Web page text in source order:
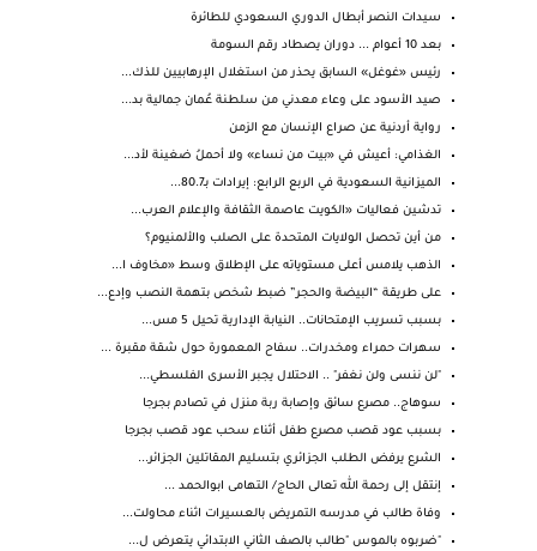
سيدات النصر أبطال الدوري السعودي للطائرة
بعد 10 أعوام ... دوران يصطاد رقم السومة
رئيس «غوغل» السابق يحذر من استغلال الإرهابيين للذك...
صيد الأسود على وعاء معدني من سلطنة عُمان جمالية بد...
رواية أردنية عن صراع الإنسان مع الزمن
الغذامي: أعيش في «بيت من نساء» ولا أحملُ ضغينة لأد...
الميزانية السعودية في الربع الرابع: إيرادات بـ80.7...
تدشين فعاليات «الكويت عاصمة الثقافة والإعلام العرب...
من أين تحصل الولايات المتحدة على الصلب والألمنيوم؟
الذهب يلامس أعلى مستوياته على الإطلاق وسط «مخاوف ا...
على طريقة “البيضة والحجر” ضبط شخص بتهمة النصب وإدع...
بسبب تسريب الإمتحانات.. النيابة الإدارية تحيل 5 مس...
سهرات حمراء ومخدرات.. سفاح المعمورة حول شقة مقبرة ...
"لن ننسى ولن نغفر" .. الاحتلال يجبر الأسرى الفلسطي...
سوهاج.. مصرع سائق وإصابة ربة منزل في تصادم بجرجا
بسبب عود قصب مصرع طفل أثناء سحب عود قصب بجرجا
الشرع يرفض الطلب الجزائري بتسليم المقاتلين الجزائر...
إنتقل إلى رحمة الله تعالى الحاج/ التهامى ابوالحمد ...
وفاة طالب في مدرسه التمريض بالعسيرات اثناء محاولت...
"ضربوه بالموس "طالب بالصف الثاني الابتدائي يتعرض ل...